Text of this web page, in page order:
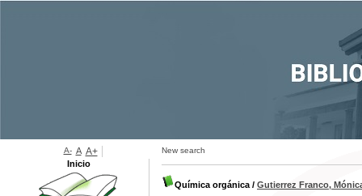
New search
Química orgánica / Gutierrez Franco,
A- A A+
Inicio